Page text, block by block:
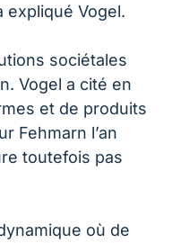
expliqué Vogel.
sociétales
Vogel a cité en
et de produits
Fehmarn l’an
toutefois pas
où de